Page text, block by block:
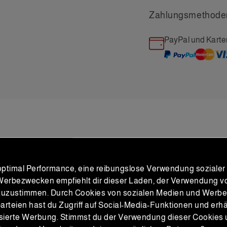
PayPal und
PRODUKTEVERWANDTE
eine perfekte Ergänzung zu
Performance, eine reibungslose Verwendung sozialer
empfiehlt dir dieser Laden, der Verwendung
Durch Cookies von sozialen Medien und
hast du Zugriff auf Social-Media-Funktionen und
Werbung. Stimmst du der Verwendung dieser Cookies